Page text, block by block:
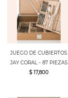
JUEGO DE CUBIERTOS
JAY CORAL - 87 PIEZAS
$ 17,800